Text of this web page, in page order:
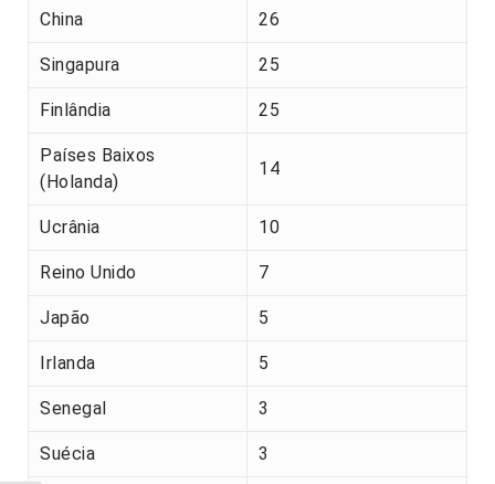
China 26
Singapura 25
Finlândia 25
Países Baixos
(Holanda)
14
Ucrânia 10
Reino Unido 7
Japão 5
Irlanda 5
Senegal 3
Suécia 3